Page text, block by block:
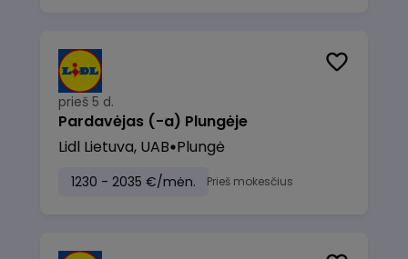
prieš 5 d.
Pardavėjas (-a) Plungėje
Lidl Lietuva, UAB Plungė
1230 - 2035 €/mėn. Prieš mokesčius